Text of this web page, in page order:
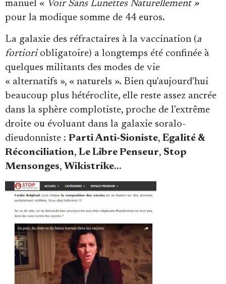
manuel « Voir Sans Lunettes Naturellement »
pour la modique somme de 44 euros.
La galaxie des réfractaires à la vaccination (a
fortiori obligatoire) a longtemps été confinée à
quelques militants des modes de vie
« alternatifs », « naturels ». Bien qu'aujourd'hui
beaucoup plus hétéroclite, elle reste assez ancrée
dans la sphère complotiste, proche de l'extrême
droite ou évoluant dans la galaxie soralo-
dieudonniste : Parti Anti-Sioniste, Egalité &
Réconciliation, Le Libre Penseur, Stop
Mensonges, Wikistrike...